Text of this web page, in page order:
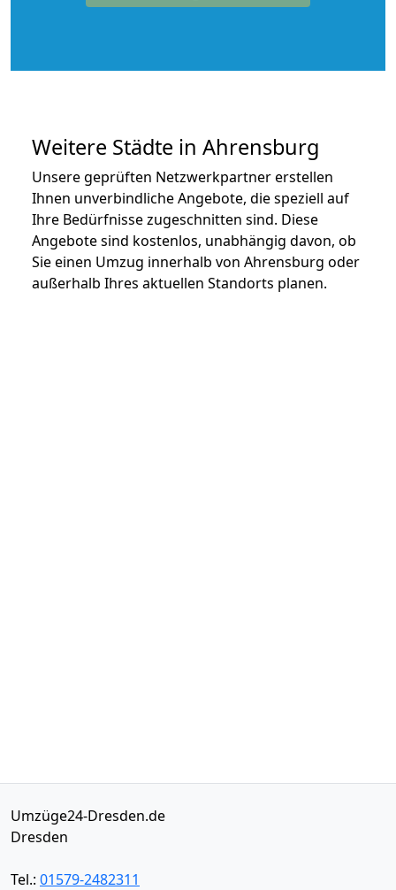
Weitere Städte in Ahrensburg
Unsere geprüften Netzwerkpartner erstellen
Ihnen unverbindliche Angebote, die speziell auf
Ihre Bedürfnisse zugeschnitten sind. Diese
Angebote sind kostenlos, unabhängig davon, ob
Sie einen Umzug innerhalb von Ahrensburg oder
außerhalb Ihres aktuellen Standorts planen.
Umzüge24-Dresden.de
Dresden
Tel.: 01579-2482311